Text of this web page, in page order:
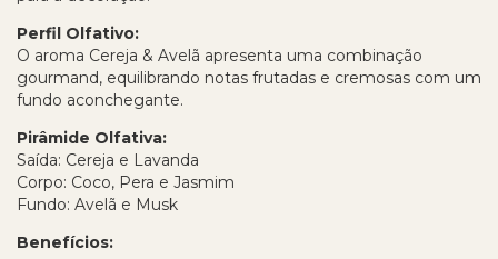
Perfil Olfativo:
O aroma Cereja & Avelã apresenta uma combinação
gourmand, equilibrando notas frutadas e cremosas com um
fundo aconchegante.
Pirâmide Olfativa:
Saída: Cereja e Lavanda
Corpo: Coco, Pera e Jasmim
Fundo: Avelã e Musk
Benefícios: